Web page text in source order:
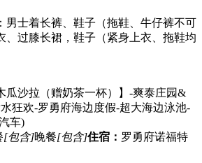
男士着长裤、鞋子（拖鞋、牛仔裤不可
、过膝长裙，鞋子（紧身上衣、拖鞋均
瓜沙拉（赠奶茶一杯）】-爽泰庄园&
狂欢-罗勇府海边度假-超大海边泳池-
车)
[包含]晚餐[包含]住宿： 罗勇府诺福特